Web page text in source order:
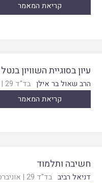
קריאת המאמר
עיון בסוגיית השוויון בנטל
הרב שאול בר אילן בד"ד 29 |
קריאת המאמר
חשיבה ותלמוד
דניאל רביב בד"ד 29 |